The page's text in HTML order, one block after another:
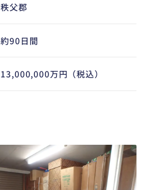
秩父郡
約90日間
13,000,000万円（税込）